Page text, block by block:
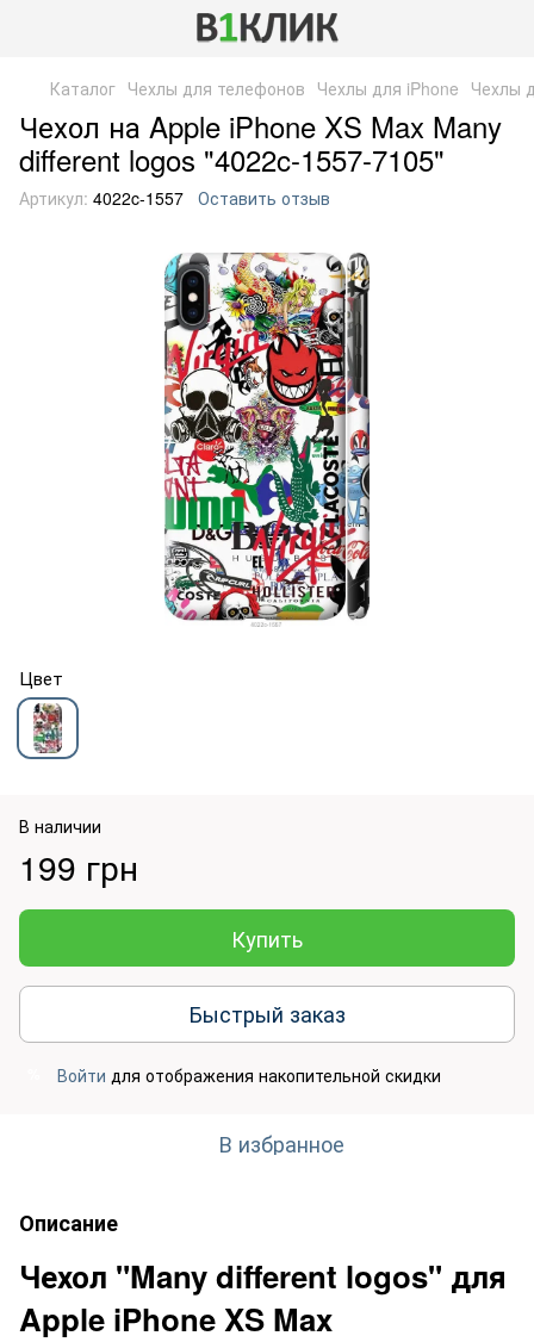
Каталог Чехлы для телефонов Чехлы для iPhone Чехлы
Чехол на Apple iPhone XS Max Many
different logos "4022c-1557-7105"
Артикул: 4022c-1557 Оставить отзыв
Цвет
В наличии
199 грн
Купить
Быстрый заказ
Войти для отображения накопительной скидки
В избранное
Описание
Чехол "Many different logos" для
Apple iPhone XS Max